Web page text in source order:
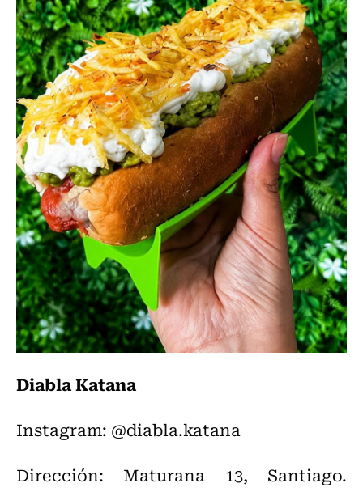
Diabla Katana
Instagram: @diabla.katana
Dirección: Maturana 13, Santiago.